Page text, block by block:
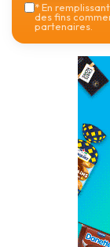
*En
des fins
partenaires.